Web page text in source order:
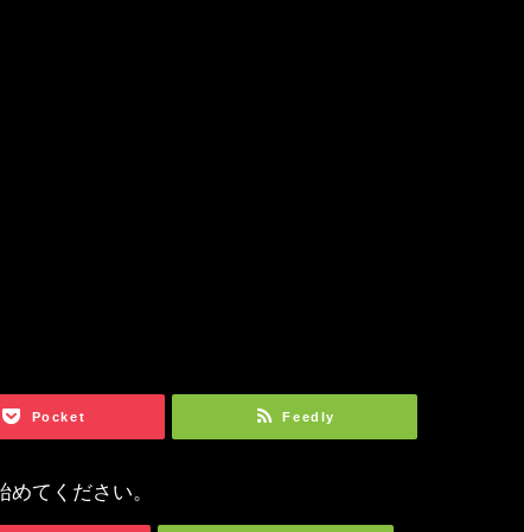
Pocket Feedly
てください。